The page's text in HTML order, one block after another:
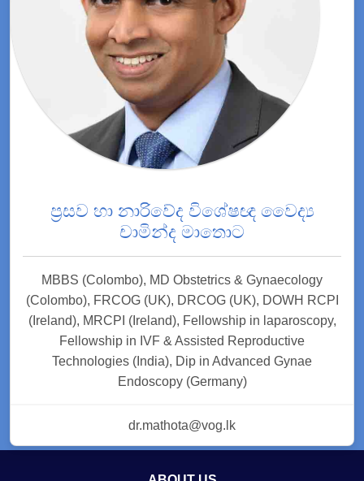
ප්‍රසව හා නාරිවේද විශේෂඥ වෛද්‍ය
චාමින්ද මාතොට
MBBS (Colombo), MD Obstetrics & Gynaecology
(Colombo), FRCOG (UK), DRCOG (UK), DOWH RCPI
(Ireland), MRCPI (Ireland), Fellowship in laparoscopy,
Fellowship in IVF & Assisted Reproductive
Technologies (India), Dip in Advanced Gynae
Endoscopy (Germany)
dr.mathota@vog.lk